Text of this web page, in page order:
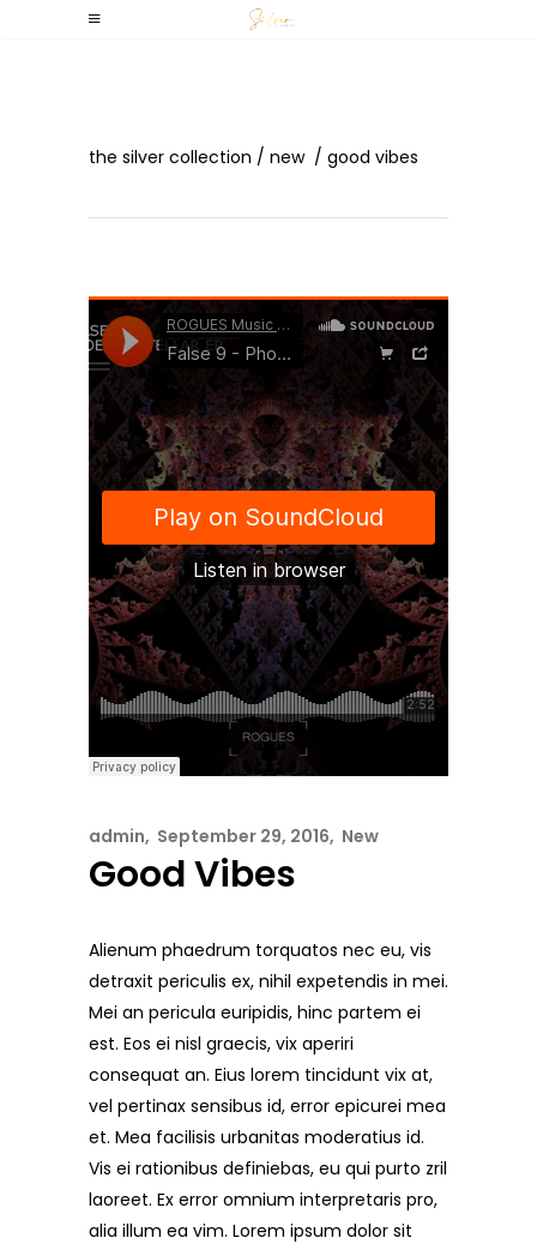
the silver collection / new / good vibes
admin September 29, 2016 New
Good Vibes
Alienum phaedrum torquatos nec eu, vis
detraxit periculis ex, nihil expetendis in mei.
Mei an pericula euripidis, hinc partem ei
est. Eos ei nisl graecis, vix aperiri
consequat an. Eius lorem tincidunt vix at,
vel pertinax sensibus id, error epicurei mea
et. Mea facilisis urbanitas moderatius id.
Vis ei rationibus definiebas, eu qui purto zril
laoreet. Ex error omnium interpretaris pro,
alia illum ea vim. Lorem ipsum dolor sit